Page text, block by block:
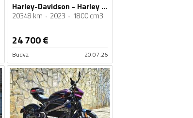
Harley-Davidson - Harley Davidson Road Glide 114"
20348 km 2023 1800 cm3
24 700€
Budva 20.07.26